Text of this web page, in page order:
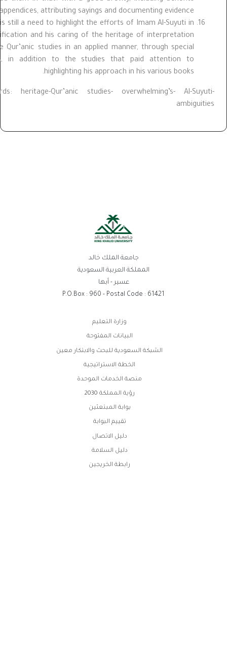
and appendices, attributing sayings and documenting evidence.
There is still a need to highlight the efforts of Imam Al-Suyuti in
his verification and his caring of the heritage of interpretation
and the Qur’anic studies in an applied manner, through special
studies, in addition to the studies that paid attention to
highlighting his approach in his various books.
Keywords: heritage-Qur’anic studies- overwhelming’s- Al-
جامعة الملك خالد
المملكة العربية السعودية
عسير - أبها
P.O.Box : 960 - Postal Code : 61421
وزارة التعليم
البيانات المفتوحة
الشبكة السعودية للبحث والابتكار معين
الخطة الاستراتيجية
منصة الخدمات الموحدة
رؤية المملكة 2030
بوابة المبتعثين
تقييم البوابة
دليل الاتصال
دليل السلامة
رابطة الخريجين